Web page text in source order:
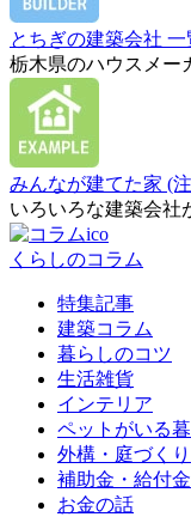
とちぎの建築会社 一
栃木県のハウスメー
みんなが建てた家 (
いろいろな建築会社
くらしのコラム
特集記事
建築コラム
暮らしのコツ
生活雑貨
インテリア
ペットがいる
外構・庭づくり
補助金・給付金
お金の話